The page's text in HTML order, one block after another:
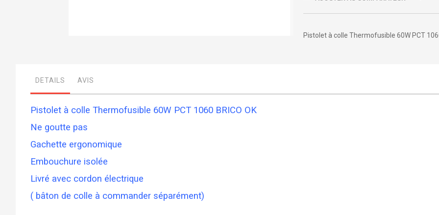
images
Pistolet à colle Thermofusible 60W PCT
DETAILS
Pistolet à colle Thermofusible 60W PCT 1060 BRICO OK
Ne goutte pas
Gachette ergonomique
Embouchure isolée
Livré avec cordon électrique
( bâton de colle à commander séparément)
AVIS